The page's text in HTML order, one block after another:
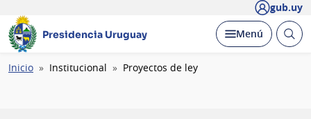
gub.uy
Presidencia Uruguay Desplegar
Menú Abrir
Ruta
Inicio Institucional Proyectos de ley